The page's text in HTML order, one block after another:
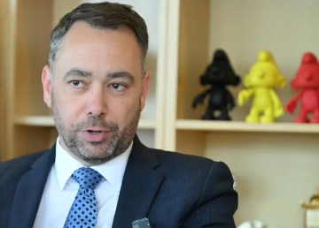
Aksaray
Bayburt
Karaman
Kırıkkale
Batman
Şırnak